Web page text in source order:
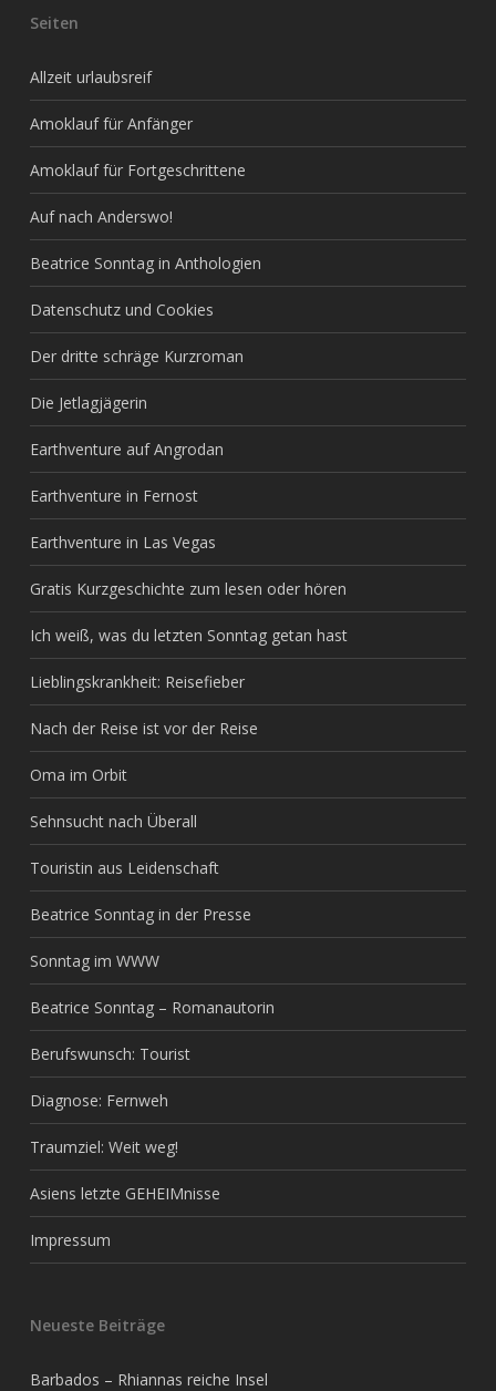
Seiten
Allzeit urlaubsreif
Amoklauf für Anfänger
Amoklauf für Fortgeschrittene
Auf nach Anderswo!
Beatrice Sonntag in Anthologien
Datenschutz und Cookies
Der dritte schräge Kurzroman
Die Jetlagjägerin
Earthventure auf Angrodan
Earthventure in Fernost
Earthventure in Las Vegas
Gratis Kurzgeschichte zum lesen oder hören
Ich weiß, was du letzten Sonntag getan hast
Lieblingskrankheit: Reisefieber
Nach der Reise ist vor der Reise
Oma im Orbit
Sehnsucht nach Überall
Touristin aus Leidenschaft
Beatrice Sonntag in der Presse
Sonntag im WWW
Beatrice Sonntag – Romanautorin
Berufswunsch: Tourist
Diagnose: Fernweh
Traumziel: Weit weg!
Asiens letzte GEHEIMnisse
Impressum
Neueste Beiträge
Barbados – Rhiannas reiche Insel